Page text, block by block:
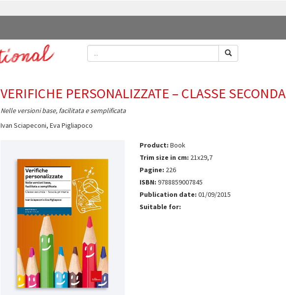
VERIFICHE PERSONALIZZATE – CLASSE SECONDA
Nelle versioni base, facilitata e semplificata
Ivan Sciapeconi, Eva Pigliapoco
Product: Book
Trim size in cm: 21x29,7
Pagine: 226
ISBN: 9788859007845
Publication date: 01/09/2015
Suitable for: